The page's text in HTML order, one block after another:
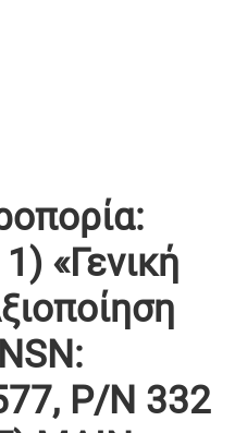
«Γενική
P/N 332